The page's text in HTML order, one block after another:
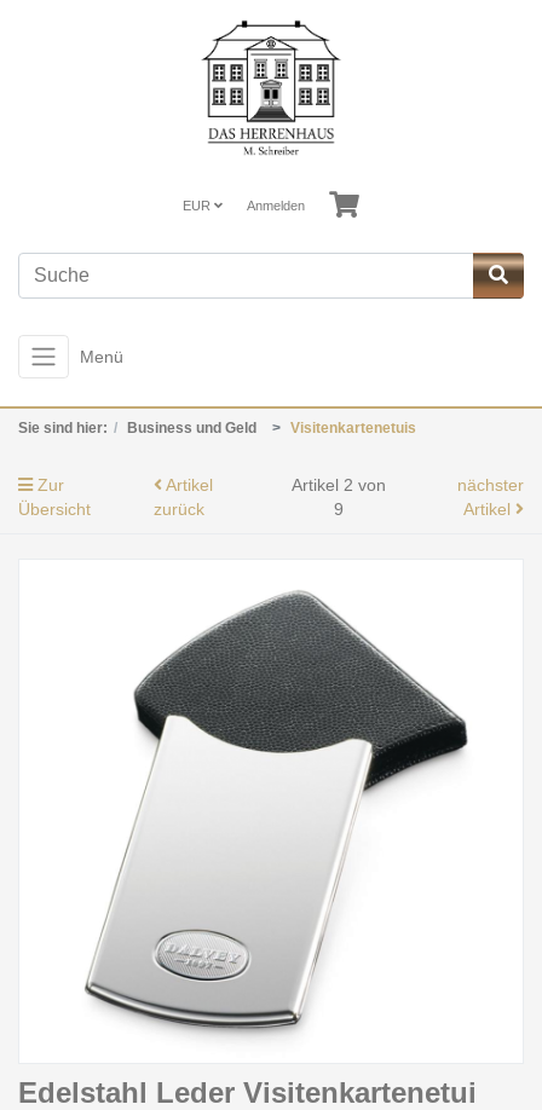
EUR Anmelden
Menü
Sie sind hier: Business und Geld Visitenkartenetuis
Zur
Übersicht
Artikel
zurück
Artikel 2 von
9
nächster
Artikel
Edelstahl Leder Visitenkartenetui